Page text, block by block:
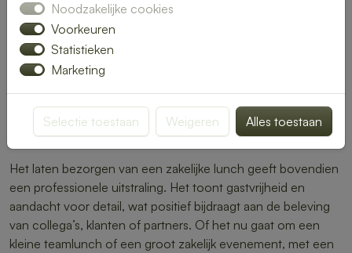
van het werkproces.
Zakelijke lunches kunnen op maat worden samengesteld en
variëren van eenvoudige belegde broodjes en wraps tot luxe
schalen met salades, fruit, soepen en warme hapjes. Ook zijn
veganistische of glutenvrije opties, zodat er altijd rekening
kan worden gehouden met verschillende dieetwensen.
Het laten bezorgen van een zakelijke lunch geeft bovendien
een professionele uitstraling. Het toont gastvrijheid en
aandacht voor detail, wat positief bijdraagt aan de beleving
van collega’s, klanten of partners. Of het nu gaat om een
kleine teamlunch of een groot zakelijk evenement, met een
Noodzakelijke cookies
Voorkeuren
Statistieken
Marketing
Selectie toestaan Weigeren Alles toestaan